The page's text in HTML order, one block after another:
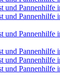
und Pannenhilfe
und Pannenhilfe
und Pannenhilfe
und Pannenhilfe
und Pannenhilfe
und Pannenhilfe